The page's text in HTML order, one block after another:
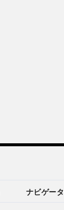
ナビゲー